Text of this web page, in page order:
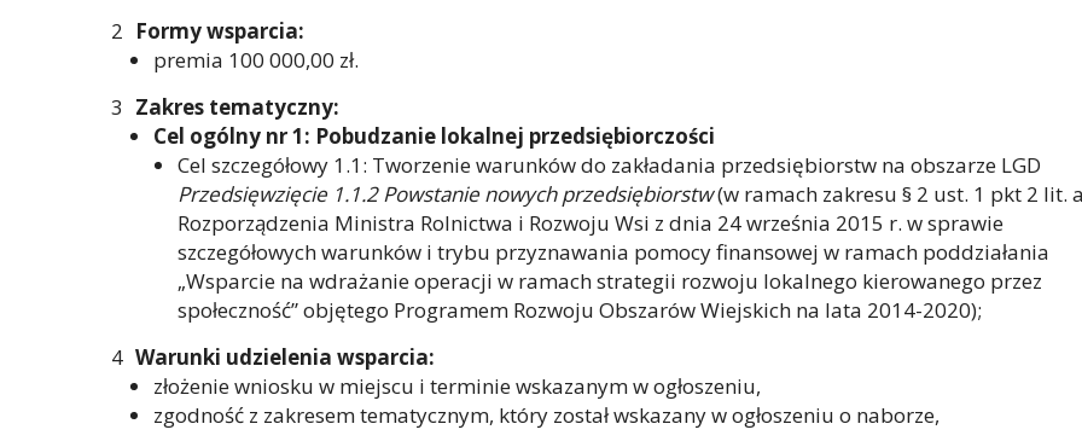
Formy wsparcia:
premia 100 000,00 zł.
Zakres tematyczny:
Cel ogólny nr 1: Pobudzanie lokalnej przedsiębiorczości
Cel szczegółowy 1.1: Tworzenie warunków do zakładania przedsiębiorstw na obszarze LGD
Przedsięwzięcie 1.1.2 Powstanie nowych przedsiębiorstw(w ramach zakresu § 2 ust. 1 pkt 2 lit. a
Rozporządzenia Ministra Rolnictwa i Rozwoju Wsi z dnia 24 września 2015 r. w sprawie
szczegółowych warunków i trybu przyznawania pomocy finansowej w ramach poddziałania
„Wsparcie na wdrażanie operacji w ramach strategii rozwoju lokalnego kierowanego przez
społeczność” objętego Programem Rozwoju Obszarów Wiejskich na lata 2014-2020);
Warunki udzielenia wsparcia:
złożenie wniosku w miejscu i terminie wskazanym w ogłoszeniu,
zgodność z zakresem tematycznym, który został wskazany w ogłoszeniu o naborze,